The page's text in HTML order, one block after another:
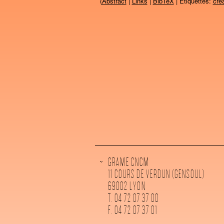
GRAME CNCM
11 COURS DE VERDUN (GENSOUL)
69002 LYON
T. 04 72 07 37 00
F. 04 72 07 37 01